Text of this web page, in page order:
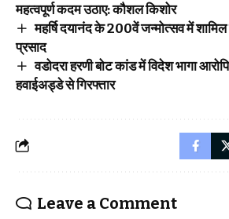
महत्वपूर्ण कदम उठाए: कौशल किशोर
महर्षि दयानंद के 200वें जन्मोत्सव में शामिल
प्रसाद
वडोदरा हरणी बोट कांड में विदेश भागा
हवाईअड्डे से गिरफ्तार
Leave a Comment